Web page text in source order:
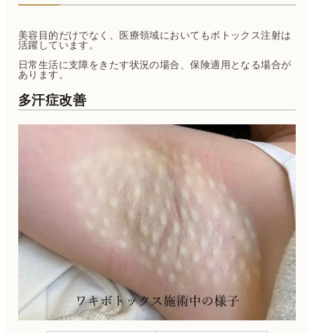
美容目的だけでなく、医療領域においてもボトックス注射は
活躍しています。
日常生活に支障をきたす状況の場合、保険適用となる場合が
あります。
多汗症改善